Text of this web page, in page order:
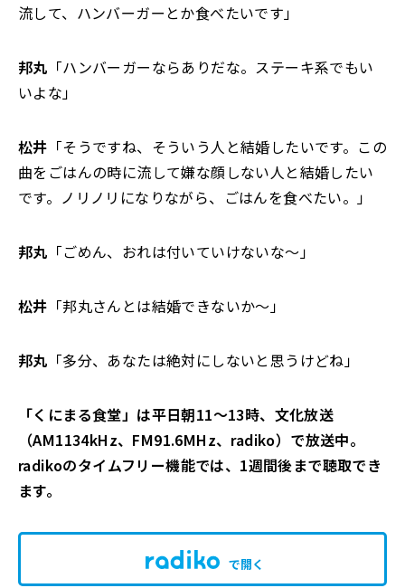
流して、ハンバーガーとか食べたいです」
邦丸 「ハンバーガーならありだな。ステーキ系でもい
いよな」
松井 「そうですね、そういう人と結婚したいです。この
曲をごはんの時に流して嫌な顔しない人と結婚したい
です。ノリノリになりながら、ごはんを食べたい。」
邦丸 「ごめん、おれは付いていけないな～」
松井 「邦丸さんとは結婚できないか～」
邦丸 「多分、あなたは絶対にしないと思うけどね」
「くにまる食堂」は平日朝11～13時、文化放送
（AM1134kHz、FM91.6MHz、radiko）で放送中。
radikoのタイムフリー機能では、1週間後まで聴取でき
ます。
で開く